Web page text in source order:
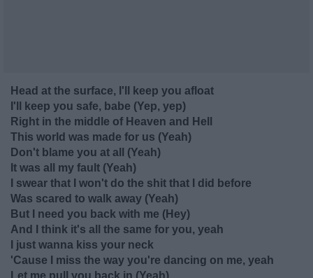
Head at the surface, I'll keep you afloat
I'll keep you safe, babe (Yep, yep)
Right in the middle of Heaven and Hell
This world was made for us (Yeah)
Don't blame you at all (Yeah)
It was all my fault (Yeah)
I swear that I won't do the shit that I did before
Was scared to walk away (Yeah)
But I need you back with me (Hey)
And I think it's all the same for you, yeah
I just wanna kiss your neck
'Cause I miss the way you're dancing on me, yeah
Let me pull you back in (Yeah)